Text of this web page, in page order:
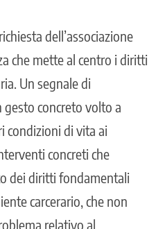
dell’associazione
che mette al centro i diritti
Un segnale di
concreto volto a
condizioni di vita ai
concreti che
dei diritti fondamentali
carcerario, che non
relativo al